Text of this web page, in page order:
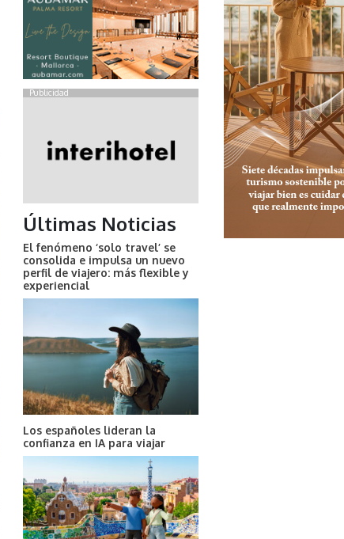
Publicidad
Últimas Noticias
El fenómeno ‘solo travel’ se
consolida e impulsa un nuevo
perfil de viajero: más flexible y
experiencial
Los españoles lideran la
confianza en IA para viajar